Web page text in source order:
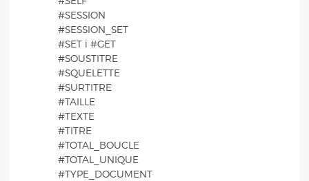
#SESSION
#SESSION_SET
#SET i #GET
#SOUSTITRE
#SQUELETTE
#SURTITRE
#TAILLE
#TEXTE
#TITRE
#TOTAL_BOUCLE
#TOTAL_UNIQUE
#TYPE_DOCUMENT